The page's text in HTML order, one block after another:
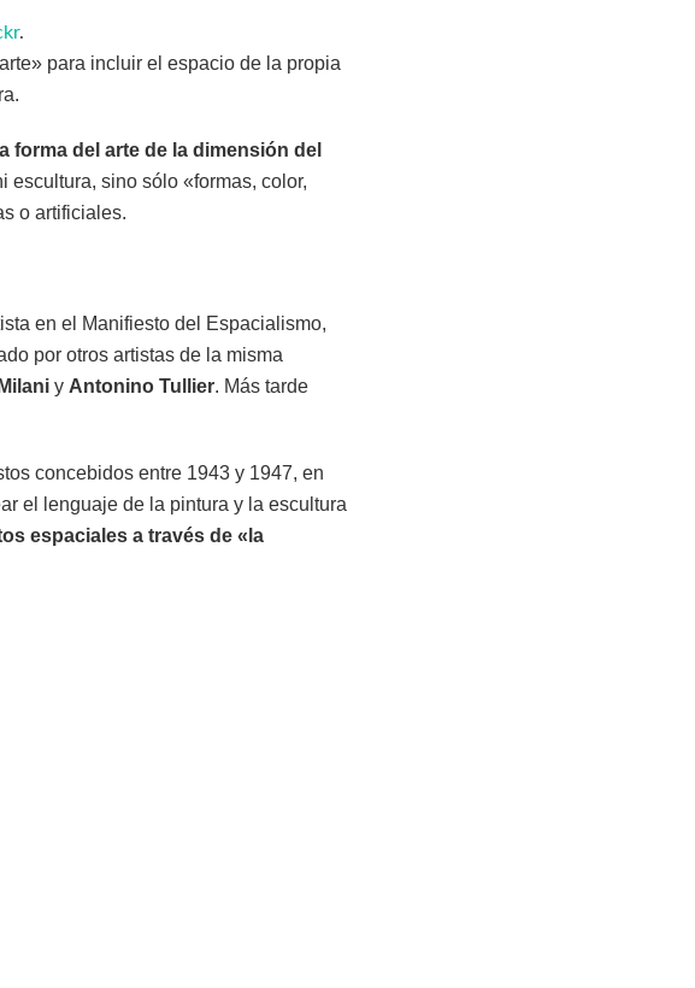
.
para incluir el espacio de la propia
forma del arte de la dimensión del
escultura, sino sólo «formas, color,
o artificiales.
en el Manifiesto del Espacialismo,
por otros artistas de la misma
y Antonino Tullier. Más tarde
concebidos entre 1943 y 1947, en
el lenguaje de la pintura y la escultura
espaciales a través de «la